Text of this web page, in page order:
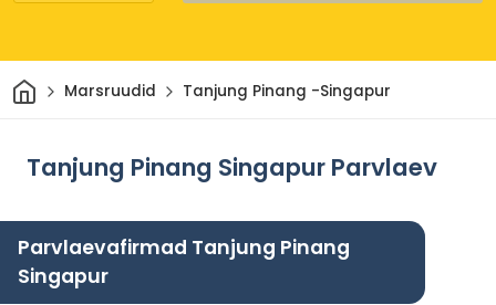
Avaleht
Marsruudid Tanjung Pinang -Singapur
Tanjung Pinang Singapur Parvlaev
Parvlaevafirmad Tanjung Pinang
Singapur